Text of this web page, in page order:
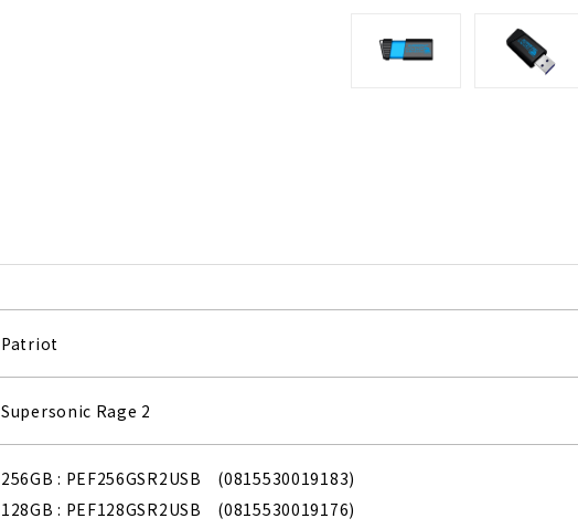
Patriot
Supersonic Rage 2
256GB : PEF256GSR2USB (0815530019183)
128GB : PEF128GSR2USB (0815530019176)